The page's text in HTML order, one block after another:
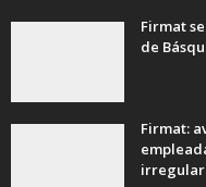
Firmat
de
Firmat: